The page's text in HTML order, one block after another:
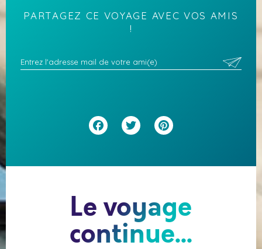
PARTAGEZ CE VOYAGE AVEC VOS AMIS
!
Facebook
Twitter
Le voyage
continue...